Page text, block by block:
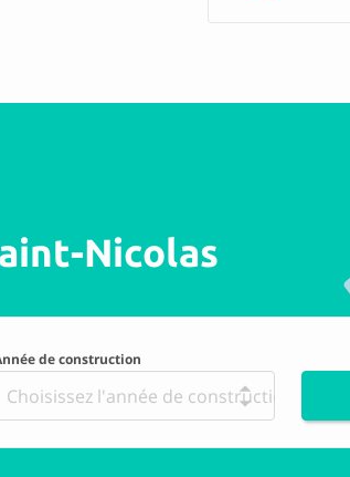
Nicolas
de construction
Choisissez l'année de construction